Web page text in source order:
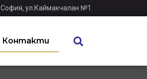
София, ул.Каймакчалан №1
Контакти